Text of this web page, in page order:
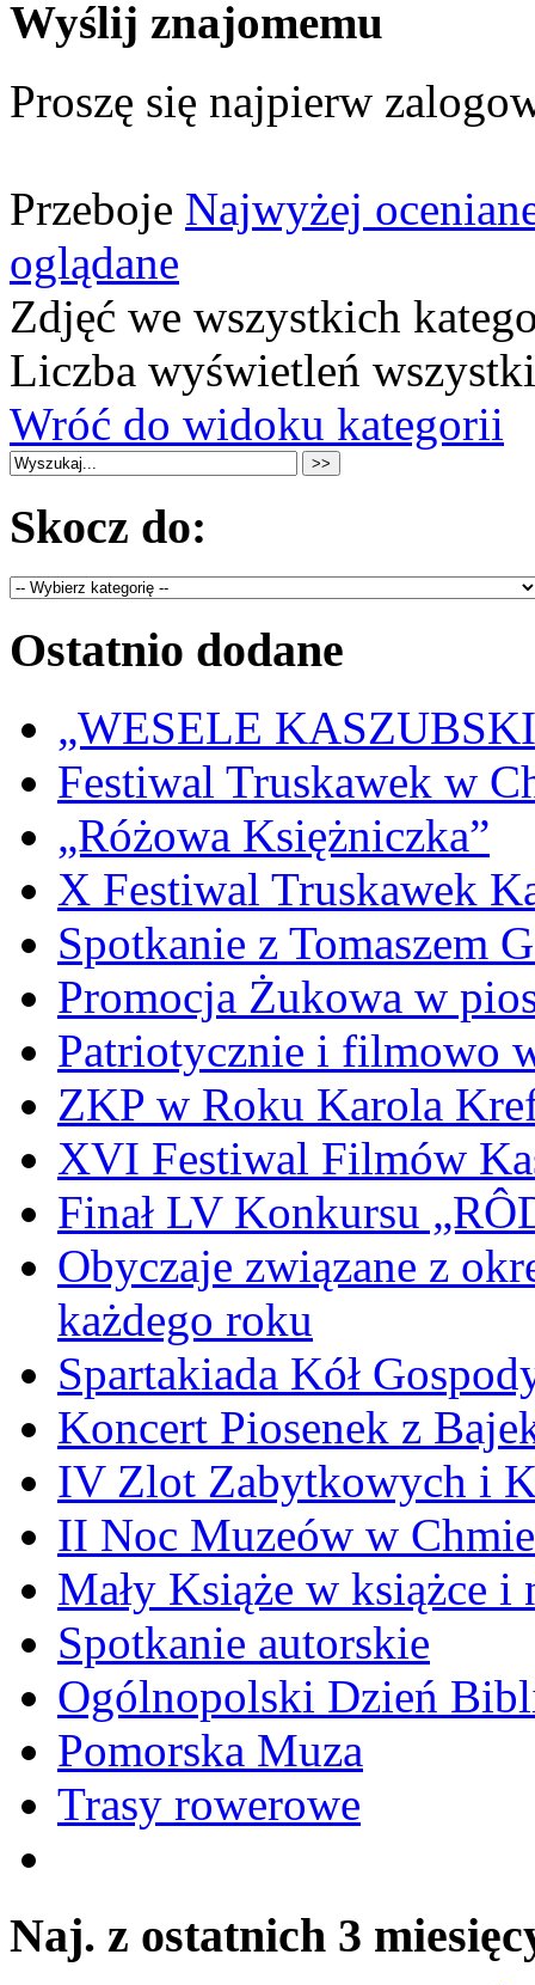
Wyślij znajomemu
Proszę się najpierw
Przeboje Najwyżej
oglądane
Zdjęć we wszystkich
Liczba wyświetleń
Wróć do widoku kategorii
Skocz do:
Ostatnio dodane
„WESELE
Festiwal Truskawek w
„Różowa Księżniczka”
X Festiwal Truskawek
Spotkanie z Tomaszem
Promocja Żukowa w
Patriotycznie i filmowo
ZKP w Roku Karola
XVI Festiwal Filmów
Finał LV Konkursu
Obyczaje związane z
każdego roku
Spartakiada Kół
Koncert Piosenek z
IV Zlot Zabytkowych i
II Noc Muzeów w
Mały Książe w książce i
Spotkanie autorskie
Ogólnopolski Dzień
Pomorska Muza
Trasy rowerowe
Naj. z ostatnich 3